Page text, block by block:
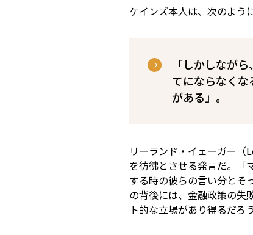
ケインズ本人は、次のよう
「しかしなが
てにならなく
がある」。
リーランド・イェーガー（
を彷彿とさせる発言だ。
する時の彼らの言い分とそ
の背後には、金融政策の失
ト的な立場があり得るだろ